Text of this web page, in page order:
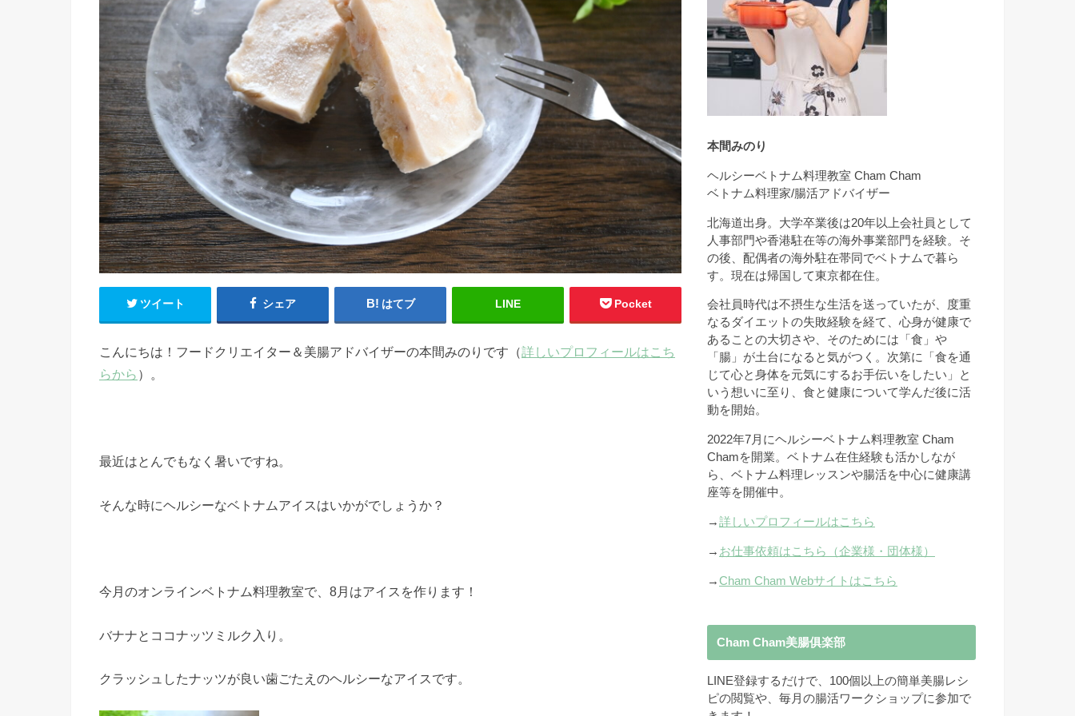
ツイート シェア はてブ LINE Pocket
こんにちは！フードクリエイター＆美腸アドバイザーの本間みのりです（詳しいプロフィールはこち
らから ）。
最近はとんでもなく暑いですね。
そんな時にヘルシーなベトナムアイスはいかがでしょうか？
今月のオンラインベトナム料理教室で、8月はアイスを作ります！
バナナとココナッツミルク入り。
クラッシュしたナッツが良い歯ごたえのヘルシーなアイスです。
本間みのり
ヘルシーベトナム料理教室 Cham Cham
ベトナム料理家/腸活アドバイザー
北海道出身。大学卒業後は20年以上会社員として
人事部門や香港駐在等の海外事業部門を経験。そ
の後、配偶者の海外駐在帯同でベトナムで暮ら
す。現在は帰国して東京都在住。
会社員時代は不摂生な生活を送っていたが、度重
なるダイエットの失敗経験を経て、心身が健康で
あることの大切さや、そのためには「食」や
「腸」が土台になると気がつく。次第に「食を通
じて心と身体を元気にするお手伝いをしたい」と
いう想いに至り、食と健康について学んだ後に活
動を開始。
2022年7月にヘルシーベトナム料理教室 Cham
Chamを開業。ベトナム在住経験も活かしなが
ら、ベトナム料理レッスンや腸活を中心に健康講
座等を開催中。
→詳しいプロフィールはこちら
→ お仕事依頼はこちら（企業様・団体様）
→Cham Cham Webサイトはこちら
Cham Cham美腸俱楽部
LINE登録するだけで、100個以上の簡単美腸レシ
ピの閲覧や、毎月の腸活ワークショップに参加で